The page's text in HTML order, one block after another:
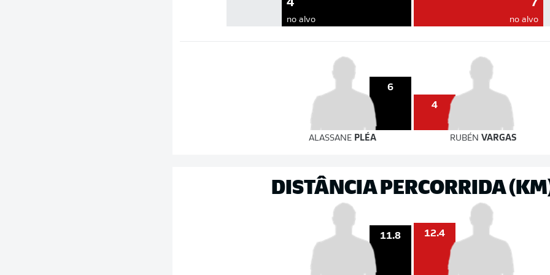
4
no alvo
7
no alvo
6
4
ALASSANE PLÉA RUBÉN VARGAS
DISTÂNCIA PERCORRIDA
11.8 12.4